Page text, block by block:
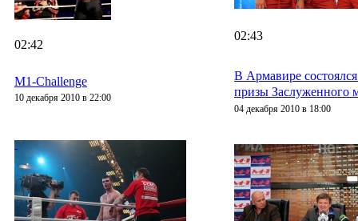
02:42
M1-Challenge
10 декабря 2010 в 22:00
02:43
В Армавире
призы Заслуженного
04 декабря 2010 в 18:00